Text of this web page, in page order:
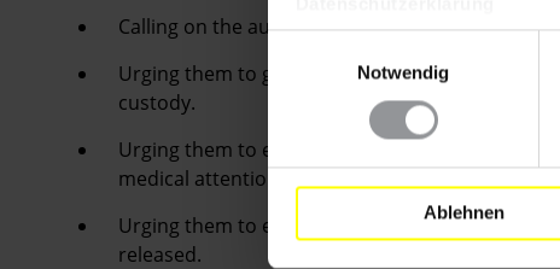
Notwendig
Ablehnen
Calling on the authorities to ensure that Zhu
Urging them to guarantee that he will not be
custody.
Urging them to ensure that he has access to
medical attention he may require.
Urging them to ensure that his freedom of
released.